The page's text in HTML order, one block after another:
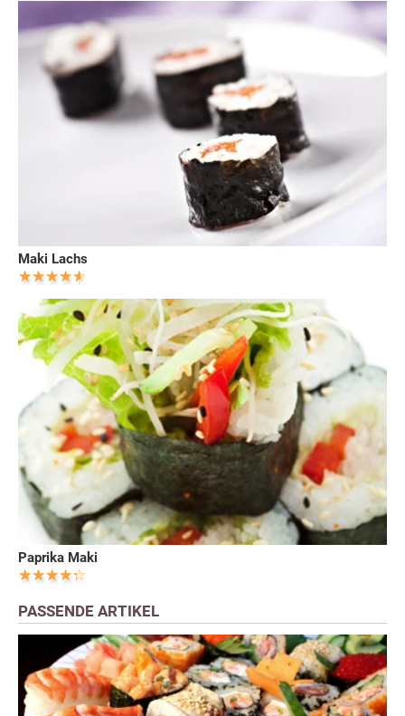
Maki Lachs
Paprika Maki
PASSENDE ARTIKEL